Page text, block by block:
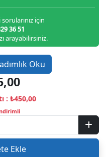
için
36 51
arayabilirsiniz.
Oku
: ₺450,00
Ekle